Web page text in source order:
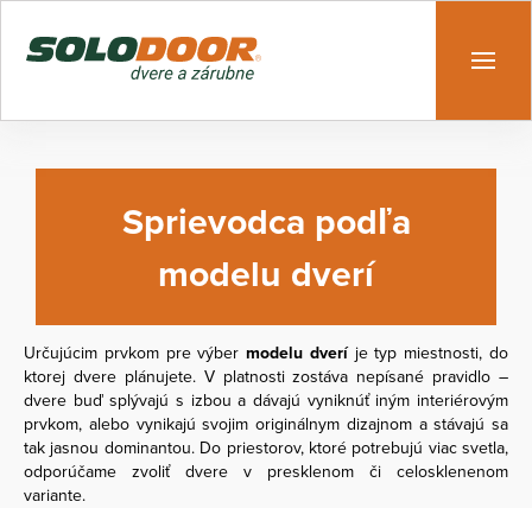
Sprievodca podľa
modelu dverí
Určujúcim prvkom pre výbermodelu dveríje typ miestnosti, do
ktorej dvere plánujete. V platnosti zostáva nepísané pravidlo –
dvere buď splývajú s izbou a dávajú vyniknúť iným interiérovým
prvkom, alebo vynikajú svojim originálnym dizajnom a stávajú sa
tak jasnou dominantou. Do priestorov, ktoré potrebujú viac svetla,
odporúčame zvoliť dvere v presklenom či celosklenenom
variante.